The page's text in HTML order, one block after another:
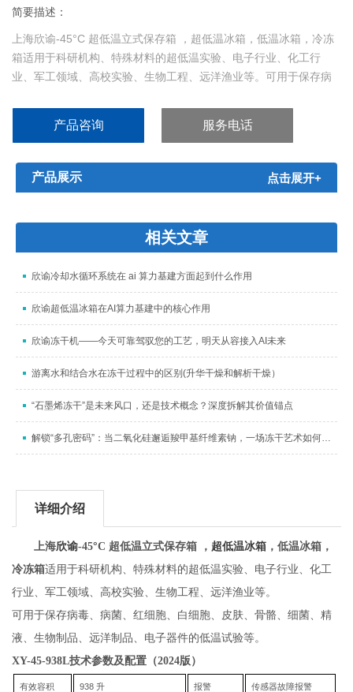
简要描述：
上海欣谕-45°C 超低温立式保存箱 ，超低温冰箱，低温冰箱，冷冻
箱适用于科研机构、特殊材料的超低温实验、电子行业、化工行
业、军工领域、高校实验、生物工程、远洋渔业等。可用于保存病
产品咨询 服务电话
产品展示 点击展开+
相关文章
欣谕冷却水循环系统在 ai 算力基建方面起到什么作用
欣谕超低温冰箱在AI算力基建中的核心作用
欣谕冻干机——今天可靠驾驭您的工艺，明天从容接入AI未来
游离水和结合水在冻干过程中的区别(升华干燥和解析干燥）
“石墨烯冻干”是未来风口，还是技术概念？深度拆解其价值锚点
解锁“多孔密码”：当二氧化硅邂逅羧甲基纤维素钠，一场冻干艺术如何织就纳米“海绵梦”
详细介绍
上海欣谕-45°C 超低温立式保存箱 ， 超低温冰箱 ，低温冰箱，
冷冻箱适用于科研机构、特殊材料的超低温实验、电子行业、化工
行业、军工领域、高校实验、生物工程、远洋渔业等。
可用于保存病毒、病菌、红细胞、白细胞、皮肤、骨骼、细菌、精
液、生物制品、远洋制品、电子器件的低温试验等。
XY-45-938L技术参数及配置（2024版）
有效容积 938升 报警 传感器故障报警